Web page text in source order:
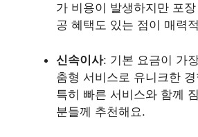
가 비용이 발생하지만 포
공 혜택도 있는 점이 매력
신속이사: 기본 요금이 가
춤형 서비스로 유니크한
특히 빠른 서비스와 함께
분들께 추천해요.